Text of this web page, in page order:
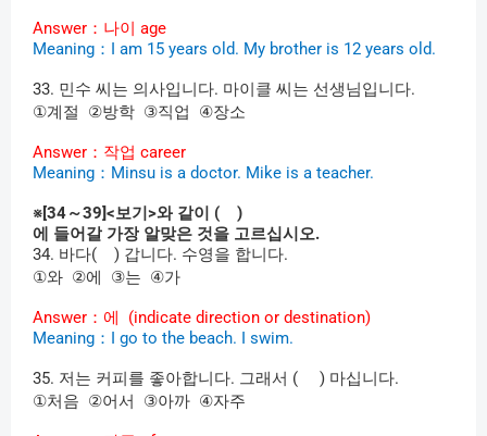
Answer ：나이 age
Meaning ： I am 15 years old. My brother is 12 years old.
33. 민수 씨는 의사입니다. 마이클 씨는 선생님입니다.
①계절 ②방학 ③직업 ④장소
Answer ：작업 career
Meaning ： Minsu is a doctor. Mike is a teacher.
※[34～39]<보기 >와 같이
( )
에
들어갈 가장 알맞은 것을 고르십시오.
34. 바다( ) 갑니다. 수영을 합니다.
①와 ②에 ③는 ④가
Answer ：에
(indicate direction or destination)
Meaning ： I go to the beach. I swim.
35. 저는 커피를 좋아합니다. 그래서 ( ) 마십니다.
①처음 ②어서 ③아까 ④자주